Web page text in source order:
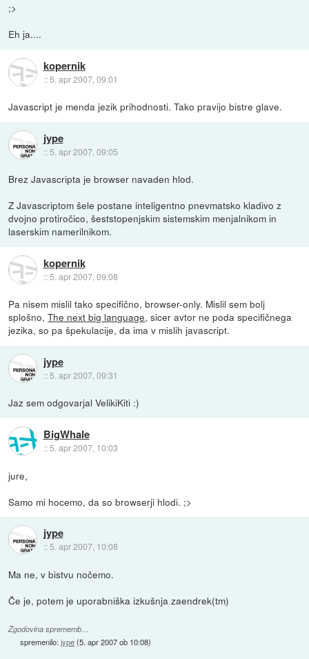
;>
Eh ja....
kopernik
::5. apr 2007, 09:01
Javascript je menda jezik prihodnosti. Tako pravijo bistre glave.
jype
:: 5. apr 2007, 09:05
Brez Javascripta je browser navaden hlod.
Z Javascriptom šele postane inteligentno pnevmatsko kladivo z
dvojno protiročico, šeststopenjskim sistemskim menjalnikom in
laserskim namerilnikom.
kopernik
::5. apr 2007, 09:08
Pa nisem mislil tako specifično, browser-only. Mislil sem bolj
splošno,The next big language, sicer avtor ne poda specifičnega
jezika, so pa špekulacije, da ima v mislih javascript.
jype
:: 5. apr 2007, 09:31
Jaz sem odgovarjal VelikiKiti :)
BigWhale
::5. apr 2007, 10:03
jure,
Samo mi hocemo, da so browserji hlodi. ;>
jype
:: 5. apr 2007, 10:08
Ma ne, v bistvu nočemo.
Če je, potem je uporabniška izkušnja zaendrek(tm)
Zgodovina sprememb…
spremenilo:jype(5. apr 2007 ob 10:08)